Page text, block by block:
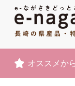
オススメ か